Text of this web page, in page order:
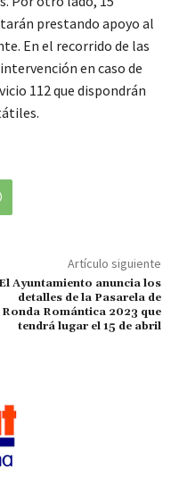
prestando apoyo al
En el recorrido de las
en caso de
112 que dispondrán
Artículo siguiente
El Ayuntamiento anuncia los
detalles de la Pasarela de
Ronda Romántica 2023 que
tendrá lugar el 15 de abril